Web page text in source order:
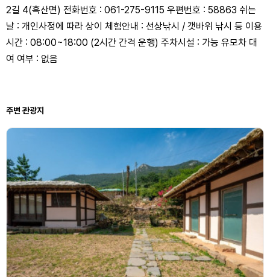
2길 4(흑산면) 전화번호 : 061-275-9115 우편번호 : 58863 쉬는
날 : 개인사정에 따라 상이 체험안내 : 선상낚시 / 갯바위 낚시 등 이용
시간 : 08:00~18:00 (2시간 간격 운행) 주차시설 : 가능 유모차 대
여 여부 : 없음
주변 관광지